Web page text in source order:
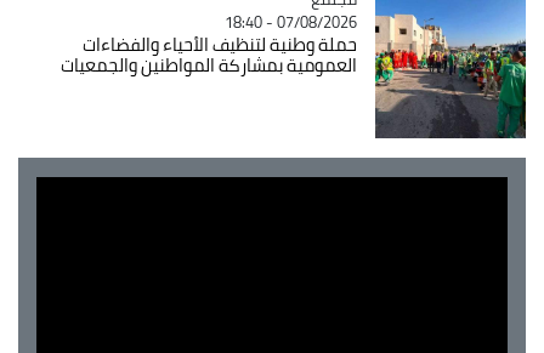
07/08/2026 - 18:40
حملة وطنية لتنظيف الأحياء والفضاءات
العمومية بمشاركة المواطنين والجمعيات